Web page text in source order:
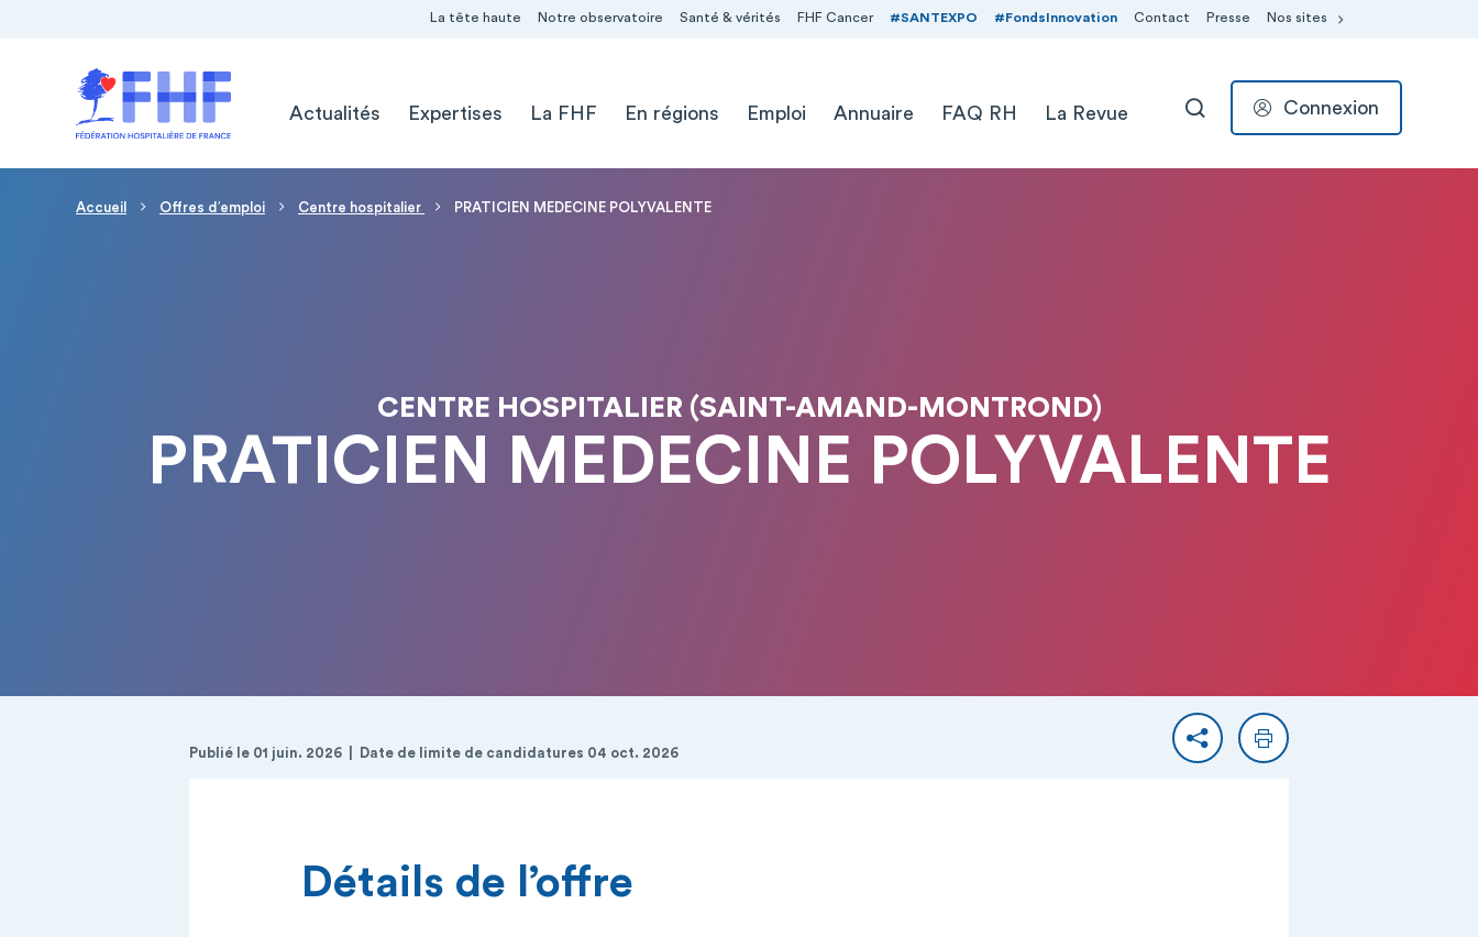
La tête haute Notre observatoire Santé & vérités FHF Cancer #SANTEXPO #FondsInnovation Contact Presse Nos sites
Actualités
Expertises La FHF En régions Emploi Annuaire FAQ RH La Revue RECHERCHER
Connexion
Fil d'Ariane
Accueil Offres d′emploi Centre hospitalier PRATICIEN MEDECINE POLYVALENTE
CENTRE HOSPITALIER (SAINT-AMAND-MONTROND)
PRATICIEN MEDECINE POLYVALENTE
Publié le 01 juin. 2026 Date de limite de candidatures 04 oct. 2026 PartagerImprimer
Détails de l’offre